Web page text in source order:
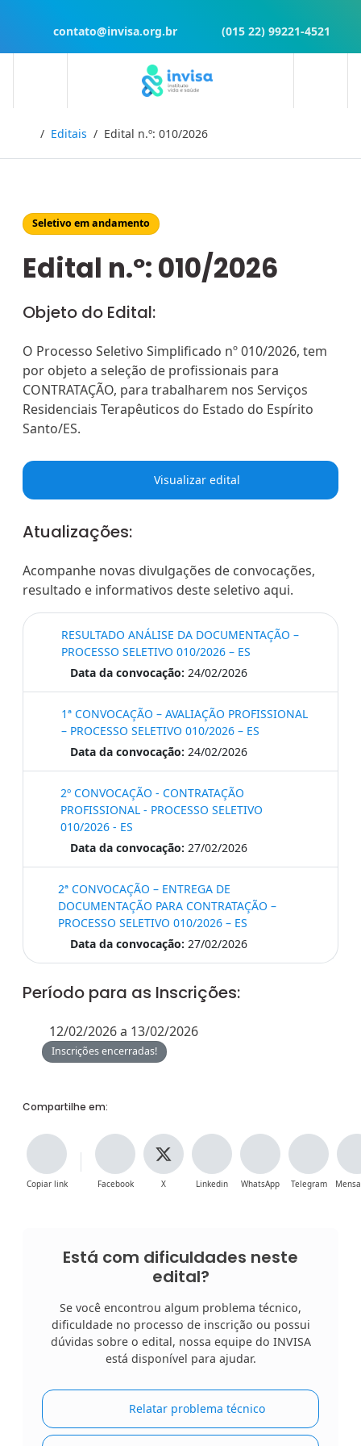
contato@invisa.org.br (015 22) 99221-4521
InícioEditais Edital n.º: 010/2026
Seletivo em andamento
Edital n.º: 010/2026
Objeto do Edital:
O Processo Seletivo Simplificado nº 010/2026, tem
por objeto a seleção de profissionais para
CONTRATAÇÃO, para trabalharem nos Serviços
Residenciais Terapêuticos do Estado do Espírito
Santo/ES.
Visualizar edital
Atualizações:
Acompanhe novas divulgações de convocações,
resultado e informativos deste seletivo aqui.
RESULTADO ANÁLISE DA DOCUMENTAÇÃO –
PROCESSO SELETIVO 010/2026 – ES
Data da convocação: 24/02/2026
1ª CONVOCAÇÃO – AVALIAÇÃO PROFISSIONAL
– PROCESSO SELETIVO 010/2026 – ES
Data da convocação: 24/02/2026
2º CONVOCAÇÃO - CONTRATAÇÃO
PROFISSIONAL - PROCESSO SELETIVO
010/2026 - ES
Data da convocação: 27/02/2026
2ª CONVOCAÇÃO – ENTREGA DE
DOCUMENTAÇÃO PARA CONTRATAÇÃO –
PROCESSO SELETIVO 010/2026 – ES
Data da convocação: 27/02/2026
Período para as Inscrições:
12/02/2026 a 13/02/2026
Inscrições encerradas!
Compartilhe em:
Copiar link Facebook X Linkedin WhatsApp Telegram
Está com dificuldades neste
edital?
Se você encontrou algum problema técnico,
dificuldade no processo de inscrição ou possui
dúvidas sobre o edital, nossa equipe do INVISA
está disponível para ajudar.
Relatar problema técnico